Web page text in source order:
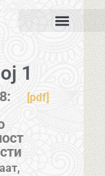
1
[pdf]